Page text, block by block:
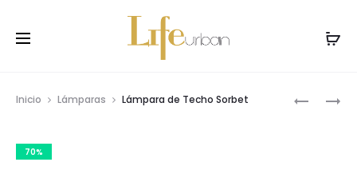
LÁMPARA
LÁMPARA
Inicio Lámparas Lámpara de Techo Sorbet
70%